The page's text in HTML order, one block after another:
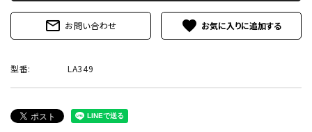
mail_outline お問い合わせ favorite
型番: LA349